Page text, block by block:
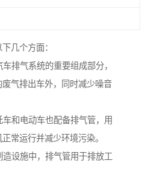
几个方面：
排气系统的重要组成部分，
气排出车外，同时减少噪音
和电动车也配备排气管，用
常运行并减少环境污染。
设施中，排气管用于排放工